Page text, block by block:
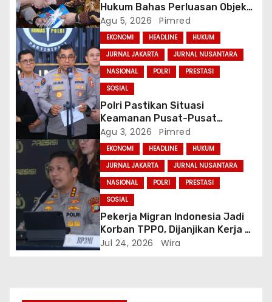
Hukum Bahas Perluasan Objek
Praperadilan dalam KUHAP Baru
Agu 5, 2026 Pimred
EKONOMI HEADLINE
HUKUM
JURNAL JAKARTA
JURNAL NUSANTARA
NASIONAL
POLRI
PRESTASI
SOSIAL
Polri Pastikan Situasi
Keamanan Pusat-Pusat
Ekonomi Nasional Tetap
Kondusif
Agu 3, 2026 Pimred
EKONOMI HEADLINE
HUKUM
JURNAL JAKARTA
JURNAL NUSANTARA
NASIONAL
POLRI
PRESTASI
SOSIAL
Pekerja Migran Indonesia Jadi
Korban TPPO, Dijanjikan Kerja di
Turki Berujung ke Libya
Jul 24, 2026 Wira